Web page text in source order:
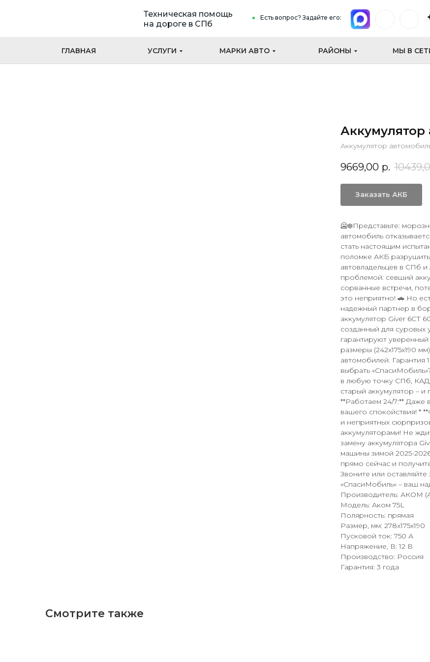
Есть вопрос? Задайте его:
ГЛАВНАЯ УСЛУГИ МАРКИ АВТО РАЙОНЫ МЫ В
Техническая помощь
на дороге в СПб
Аккумулятор
9669,00 р.
Заказать АКБ
🥶❄️Представьте:
автомобиль
стать настоящим
поломке АКБ
автовладельцев в СПб
проблемой: севший
сорванные встречи,
это неприятно! 🚗 Но
надежный партнер в
аккумулятор Giver 6СТ
созданный для суровых
гарантируют
размеры (242x175x190
автомобилей. Гарантия
выбрать
в любую точку СПб, КАД,
старый аккумулятор – и
**Работаем 24/7:** Даже
вашего спокойствия! *
и неприятных
аккумуляторами! Не
замену аккумулятора
машины зимой 2025-
прямо сейчас и
Звоните или
«СпасиМобиль» – ваш
Производитель: АКОМ
Модель: Аком 75L
Полярность: прямая
Размер, мм: 278x175x190
Пусковой ток: 750 А
Напряжение, В: 12 В
Производство: Россия
Гарантия: 3 года
Смотрите также